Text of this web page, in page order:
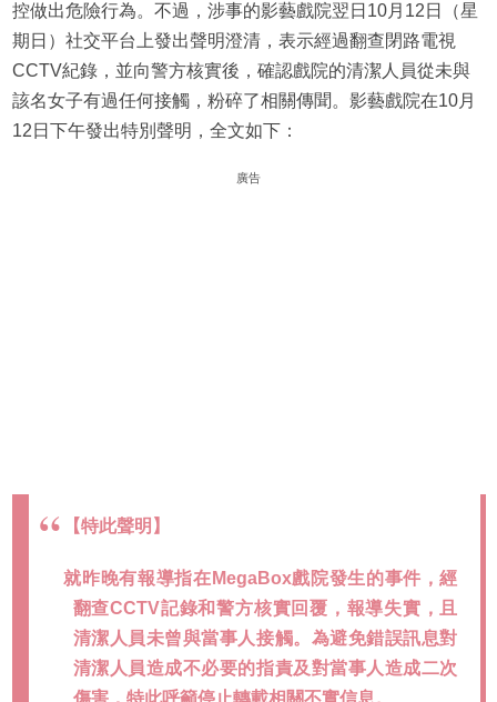
控做出危險行為。不過，涉事的影藝戲院翌日10月12日（星
期日）社交平台上發出聲明澄清，表示經過翻查閉路電視
CCTV紀錄，並向警方核實後，確認戲院的清潔人員從未與
該名女子有過任何接觸，粉碎了相關傳聞。影藝戲院在10月
12日下午發出特別聲明，全文如下：
廣告
【特此聲明】
就昨晚有報導指在MegaBox戲院發生的事件，經
翻查CCTV記錄和警方核實回覆，報導失實，且
清潔人員未曾與當事人接觸。為避免錯誤訊息對
清潔人員造成不必要的指責及對當事人造成二次
傷害，特此呼籲停止轉載相關不實信息。